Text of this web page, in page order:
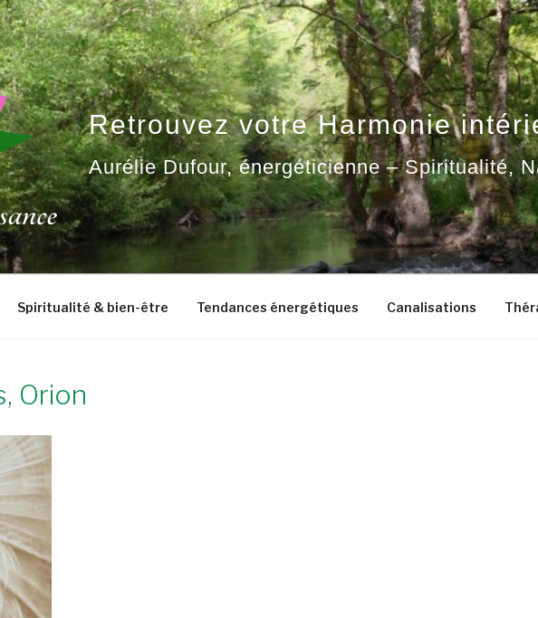
Retrouvez votre Harmonie
Aurélie Dufour, énergéticienne – Spiritualité,
Spiritualité & bien-être Tendances énergétiques Canalisations
Orion